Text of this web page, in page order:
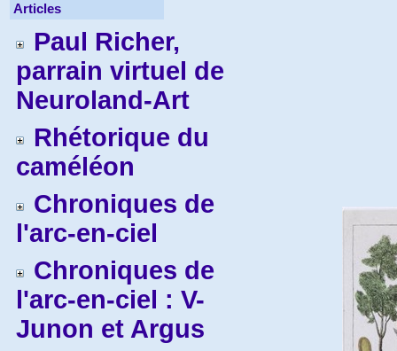
Articles
Paul Richer,
parrain virtuel de
Neuroland-Art
Rhétorique du
caméléon
Chroniques de
l'arc-en-ciel
Chroniques de
l'arc-en-ciel : V-
Junon et Argus